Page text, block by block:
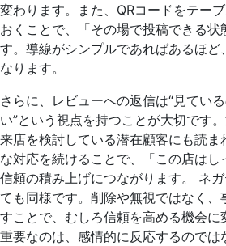
変わります。また、QRコードをテー
おくことで、「その場で投稿できる
す。導線がシンプルであればあるほど
なります。
さらに、レビューへの返信は“見てい
い”という視点を持つことが大切です
来店を検討している潜在顧客にも読ま
な対応を続けることで、「この店はし
信頼の積み上げにつながります。 ネ
ても同様です。削除や無視ではなく
すことで、むしろ信頼を高める機会に
重要なのは、感情的に反応するのでは